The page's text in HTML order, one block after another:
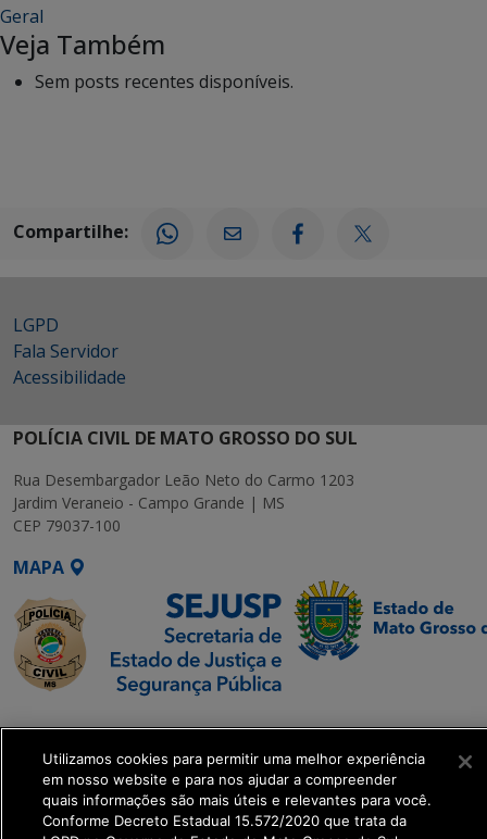
Geral
Veja Também
Sem posts recentes disponíveis.
Compartilhe:
LGPD
Fala Servidor
Acessibilidade
POLÍCIA CIVIL DE MATO GROSSO DO SUL
Rua Desembargador Leão Neto do Carmo 1203
Jardim Veraneio - Campo Grande | MS
CEP 79037-100
MAPA
SETDIG | Secretaria-
Executiva de
Transformação Digital
get_footer();
Utilizamos cookies para permitir uma melhor experiência
em nosso website e para nos ajudar a compreender
quais informações são mais úteis e relevantes para você.
Conforme Decreto Estadual 15.572/2020 que trata da